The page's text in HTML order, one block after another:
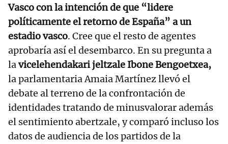
Vasco con la intención de que “lidere
políticamente el retorno de España” a un
estadio vasco. Cree que el resto de agentes
aprobaría así el desembarco. En su pregunta a
lavicelehendakari jeltzale Ibone Bengoetxea,
la parlamentaria Amaia Martínez llevó el
debate al terreno de la confrontación de
identidades tratando de minusvalorar además
el sentimiento abertzale, y comparó incluso los
datos de audiencia de los partidos de la